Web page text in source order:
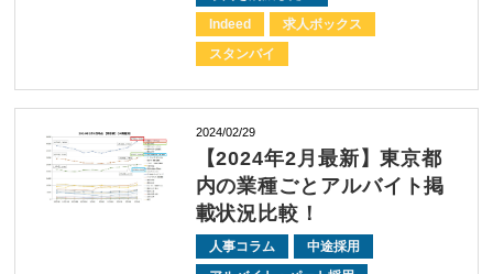
Indeed
求人ボックス
スタンバイ
2024/02/29
【2024年2月最新】東京都
内の業種ごとアルバイト掲
載状況比較！
人事コラム
中途採用